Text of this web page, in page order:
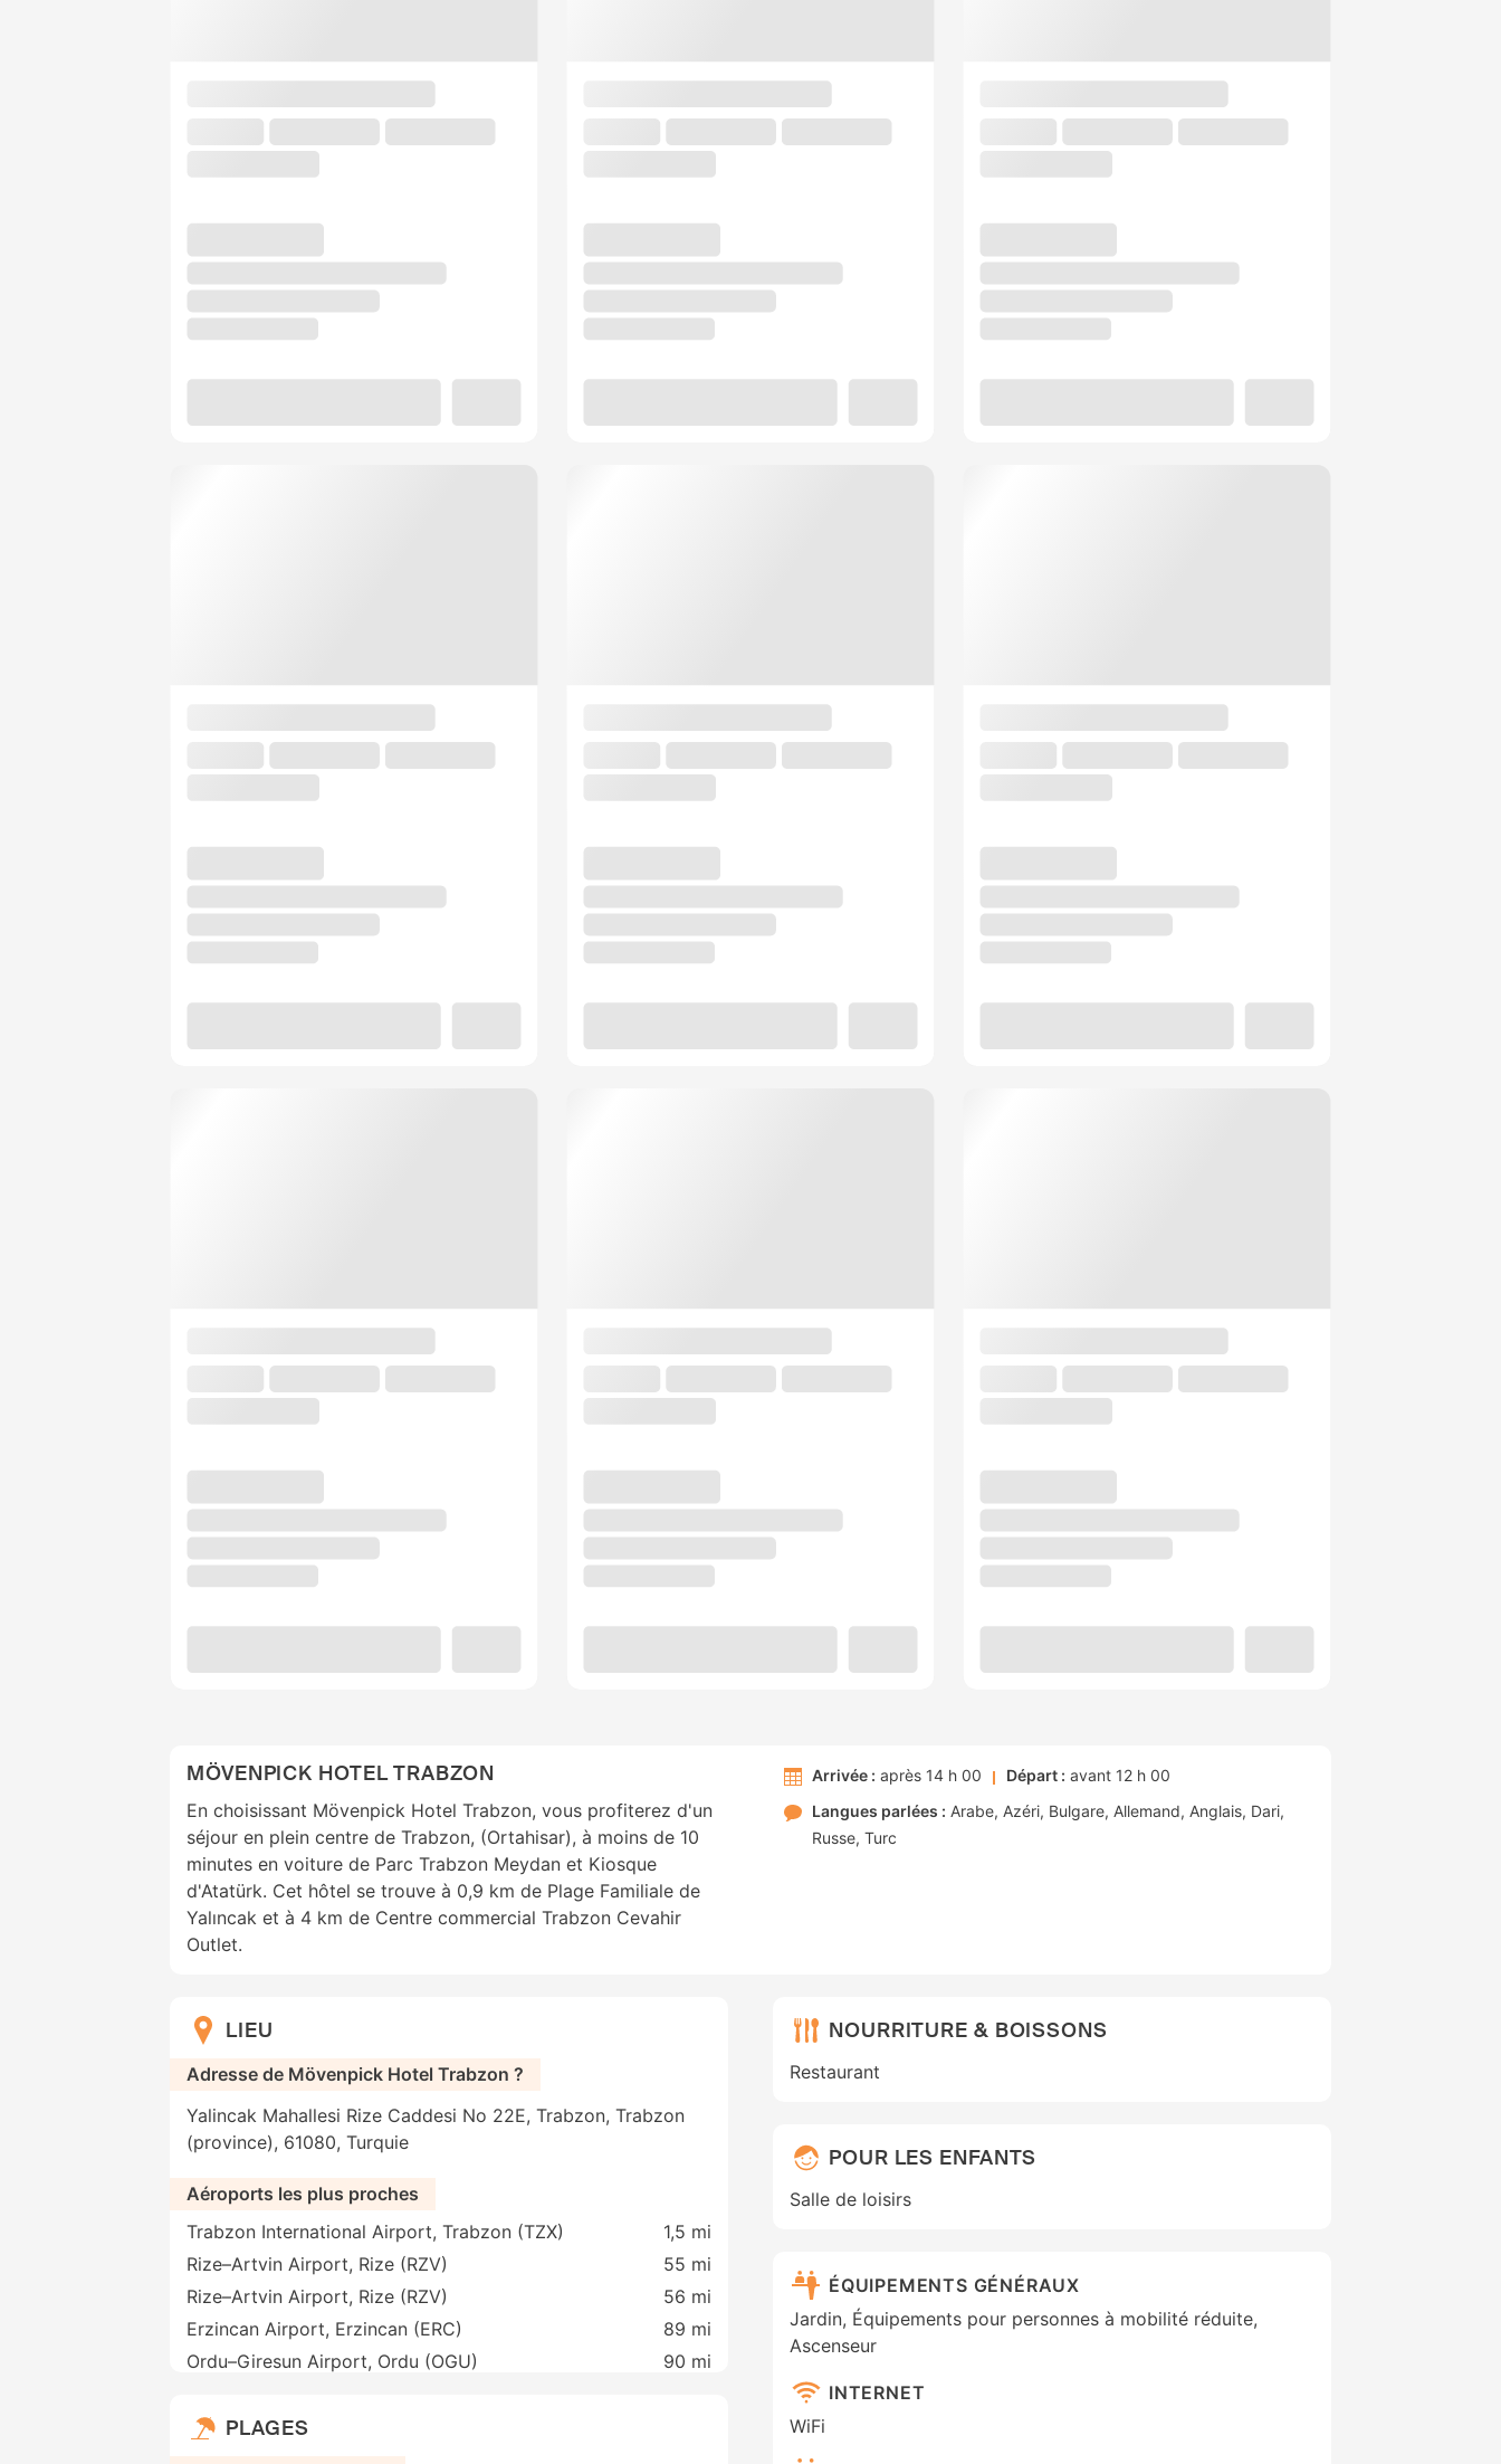
MÖVENPICK HOTEL TRABZON
En choisissant Mövenpick Hotel Trabzon, vous profiterez d'un
séjour en plein centre de Trabzon, (Ortahisar), à moins de 10
minutes en voiture de Parc Trabzon Meydan et Kiosque
d'Atatürk. Cet hôtel se trouve à 0,9 km de Plage Familiale de
Yalıncak et à 4 km de Centre commercial Trabzon Cevahir
Outlet.
Arrivée : après 14 h 00 Départ : avant 12 h 00
Langues parlées : Arabe Azéri Bulgare Allemand Anglais Dari
Russe Turc
LIEU
Adresse de Mövenpick Hotel Trabzon ?
Yalincak Mahallesi Rize Caddesi No 22E, Trabzon, Trabzon
(province), 61080, Turquie
Aéroports les plus proches
Trabzon International Airport, Trabzon (TZX)
1,5 mi
Rize–Artvin Airport, Rize (RZV)
55 mi
Rize–Artvin Airport, Rize (RZV)
56 mi
Erzincan Airport, Erzincan (ERC)
89 mi
Ordu–Giresun Airport, Ordu (OGU)
90 mi
PLAGES
NOURRITURE & BOISSONS
Restaurant
POUR LES ENFANTS
Salle de loisirs
ÉQUIPEMENTS GÉNÉRAUX
Jardin, Équipements pour personnes à mobilité réduite,
Ascenseur
INTERNET
WiFi